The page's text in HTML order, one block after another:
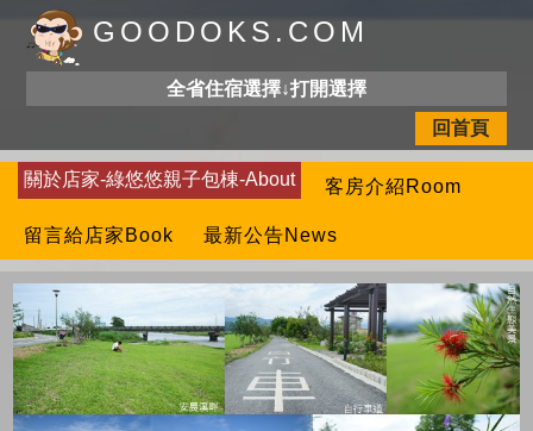
GOODOKS.COM
全省住宿選擇↓打開選擇
回首頁
關於店家-綠悠悠親子包棟-About 客房介紹Room
留言給店家Book 最新公告News